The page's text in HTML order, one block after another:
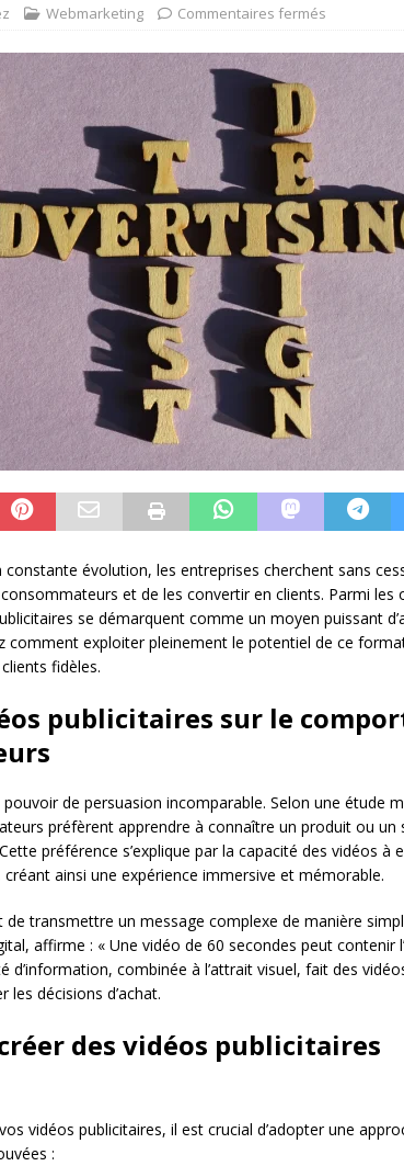
Webmarketing Commentaires fermés
évolution, les entreprises cherchent sans
et de les convertir en clients. Parmi les
se démarquent comme un moyen puissant
comment exploiter pleinement le potentiel de ce
fidèles.
publicitaires sur le
de persuasion incomparable. Selon une étude
préfèrent apprendre à connaître un produit ou un
préférence s’explique par la capacité des vidéos à
ainsi une expérience immersive et mémorable.
transmettre un message complexe de manière
affirme : « Une vidéo de 60 secondes peut contenir
d’information, combinée à l’attrait visuel, fait des
décisions d’achat.
des vidéos publicitaires
vidéos publicitaires, il est crucial d’adopter une
: